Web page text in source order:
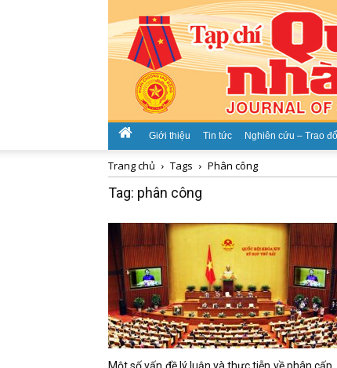
Giới thiệu Tin tức Nghiên cứu – Trao
Trang chủ Tags Phân công
Tag: phân công